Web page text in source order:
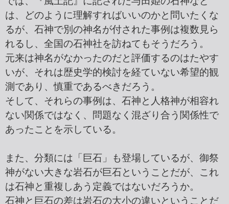
は、どのように理解すればいいのかと問いたくな
るが、石神で別の神名が付された事例は複数見ら
れるし、全国の石神社を訪ねてもそうだろう。
元来は神名がなかったのだと評価するのはたやす
いが、それは歴史学的検討を経ていない希望的観
測であり、慎重であるべきだろう。
そして、それらの事例は、石神と人格神が相容れ
ない関係ではなく、問題なく混ざり合う関係性で
あったことを示している。
また、分類には「巨石」も登場しているが、御祭
神がない大きな岩石が巨石ということだが、これ
は石神と重複しあう定義ではないだろうか。
石神と巨石の差は岩石の大小の違いということだ